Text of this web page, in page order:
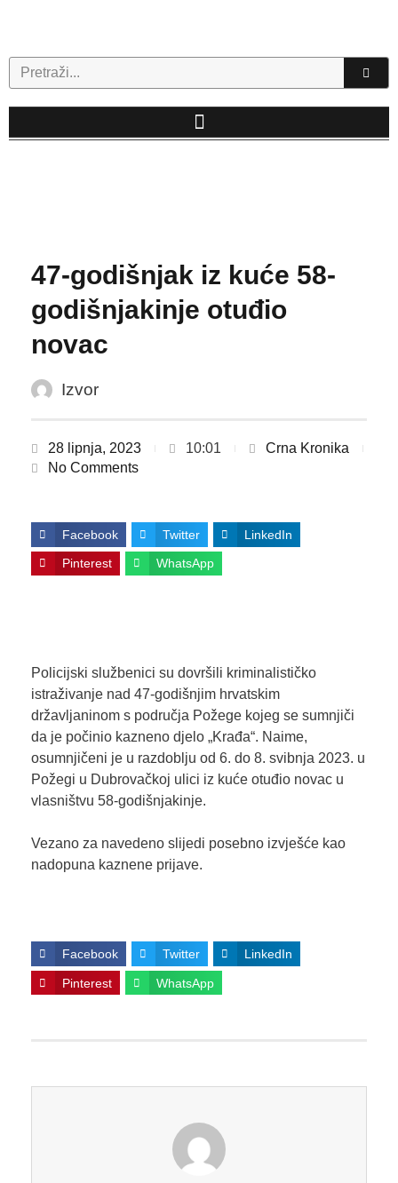
Search
47-godišnjak iz kuće 58-
godišnjakinje otuđio
novac
Izvor
28 lipnja, 2023 10:01
Crna Kronika
No Comments
Facebook Twitter LinkedIn
Pinterest WhatsApp
Policijski službenici su dovršili kriminalističko
istraživanje nad 47-godišnjim hrvatskim
državljaninom s područja Požege kojeg se sumnjiči
da je počinio kazneno djelo „Krađa“. Naime,
osumnjičeni je u razdoblju od 6. do 8. svibnja 2023. u
Požegi u Dubrovačkoj ulici iz kuće otuđio novac u
vlasništvu 58-godišnjakinje.
Vezano za navedeno slijedi posebno izvješće kao
nadopuna kaznene prijave.
Facebook Twitter LinkedIn
Pinterest WhatsApp